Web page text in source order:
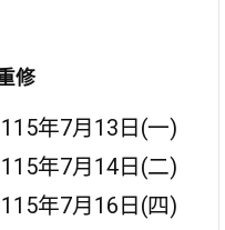
修
年7月13日(一)
年7月14日(二)
年7月16日(四)